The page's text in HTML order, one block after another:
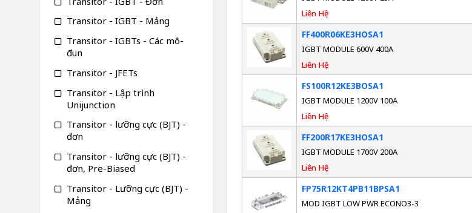
Liên Hệ
FF400R06KE3HOSA1
IGBT MODULE 600V 400A
Liên Hệ
FS100R12KE3BOSA1
IGBT MODULE 1200V 100A
Liên Hệ
FF200R17KE3HOSA1
IGBT MODULE 1700V 200A
Liên Hệ
FP75R12KT4PB11BPSA1
MOD IGBT LOW PWR ECONO3-3
Transitor - IGBT - Mảng
Transitor - IGBTs - Các mô-
đun
Transitor - JFETs
Transitor - Lập trình
Unijunction
Transitor - lưỡng cực (BJT) -
đơn
Transitor - lưỡng cực (BJT) -
đơn, Pre-Biased
Transitor - Lưỡng cực (BJT) -
Mảng